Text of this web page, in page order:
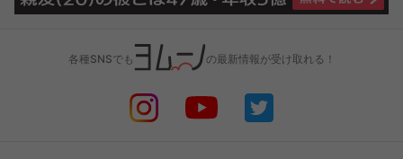
各種SNSでも の最新情報が受け取れる！